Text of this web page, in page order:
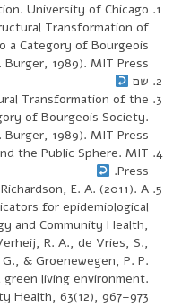
University of Chicago
Transformation of
a Category of Bourgeois
1989). MIT Press.
שם
Transformation of the
of Bourgeois Society.
1989). MIT Press.
the Public Sphere. MIT
Press.
E. A. (2011). A
for epidemiological
and Community Health,
R. A., de Vries, S.,
& Groenewegen, P. P.
living environment.
Health, 63(12), 967–973.